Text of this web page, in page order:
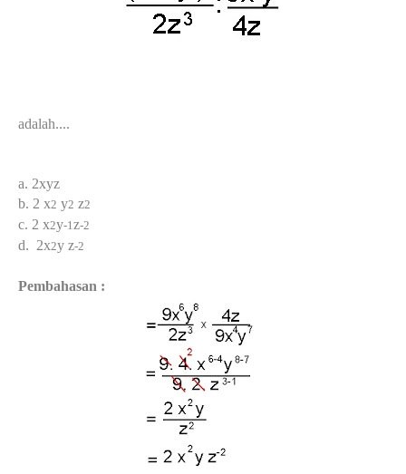
adalah....
a. 2xyz
b. 2 x2 y2 z2
c. 2 x2y-1 z-2
d. 2x2y z-2
Pembahasan :